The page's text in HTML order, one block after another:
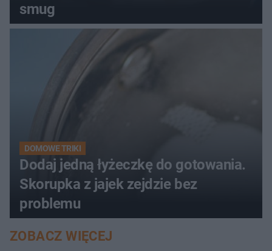
smug
DOMOWE TRIKI
Dodaj jedną łyżeczkę do gotowania.
Skorupka z jajek zejdzie bez
problemu
ZOBACZ WIĘCEJ